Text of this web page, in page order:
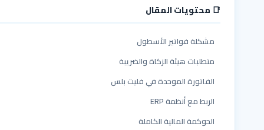
📑 محتويات المقال
مشكلة فواتير الأسطول
متطلبات هيئة الزكاة والضريبة
الفاتورة الموحدة في فليت بلس
الربط مع أنظمة ERP
الحوكمة المالية الكاملة